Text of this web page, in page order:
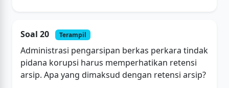
Soal 20 Terampil
Administrasi pengarsipan berkas perkara tindak
pidana korupsi harus memperhatikan retensi
arsip. Apa yang dimaksud dengan retensi arsip?